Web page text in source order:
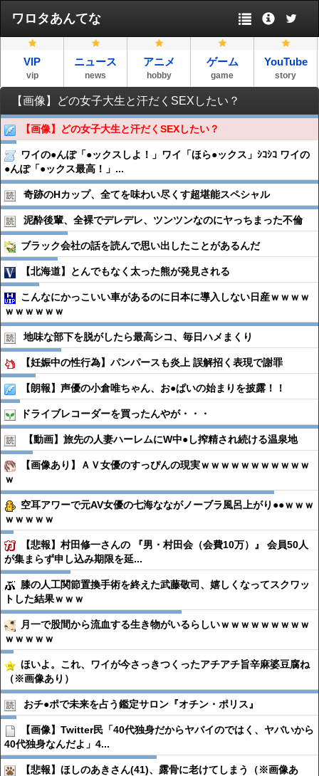
ワロタあんてな
VIP
vip
ニュース
news
アニメ
hobby
ゲーム
game
YouTube
story
【画像】どの女子大生と汗だくSEXしたい？
【画像】どの女子大生と汗だくSEXしたい？
ワイの●んぽ「●ックスしよ！」ワイ「ほら●ックス」ｼｺｼｺ ワイの
●んぽ「●ックス最高！」...
奇跡のHカップ、全てを味わい尽くす超堪能スペシャル
泥酔後輩、全裸でデレデレ、ツンツンなのにヤっちまった不倫
ブラック会社の話を読んで思い出したことがあるんだ
【北海道】とんでもなく太った熊が発見される
こんなにかっこいい車があるのに日本に導入しない日産ｗｗｗｗ
ｗｗｗｗｗｗ
地味な部下を脱がしたら最高シコ、毎日ハメまくり
【妊娠中の性行為】パンパースも炎上 誤解招く表現で謝罪
【朗報】声優の小倉唯ちゃん、お●ぱいの始まりを披露！！
ドライブレコーダーを買ったんやが・・・
【動画】旅先の人妻ハーレムにW中●︎し搾精され続ける温泉地
【画像あり】ＡＶ女優のすっぴんの現実ｗｗｗｗｗｗｗｗｗｗｗ
ｗ
空耳アワーで元AV女優の七海なながノーブラ風呂上がり●●ｗｗｗ
ｗｗｗｗｗ
【悲報】村田修一さんの 『男・村田会（会費10万）』 会員50人
が集まらず申し込み期限を延...
膝の人工関節置換手術を終えた武藤敬司、嬉しくなってスクワッ
トした結果ｗｗｗ
月一で股間から流血する生き物がいるらしいｗｗｗｗｗｗｗｗｗ
ｗｗｗｗｗ
ほいよ。これ、ワイが今さっきつくったアチアチ旨辛麻婆豆腐ね
（※画像あり）
おチ●︎ポで未来を占う鑑定サロン『オチン・ポリス』
【画像】Twitter民「40代独身だからヤバイのではく、ヤバいから
40代独身なんだよ」4...
【悲報】ほしのあきさん(41)、露骨に老けてしまう（※画像あ